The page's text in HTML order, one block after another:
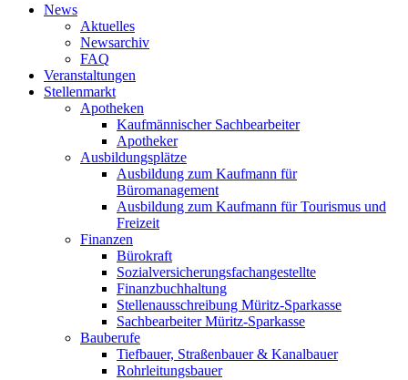
News
Aktuelles
Newsarchiv
FAQ
Veranstaltungen
Stellenmarkt
Apotheken
Kaufmännischer Sachbearbeiter
Apotheker
Ausbildungsplätze
Ausbildung zum Kaufmann für
Büromanagement
Ausbildung zum Kaufmann für Tourismus und
Freizeit
Finanzen
Bürokraft
Sozialversicherungsfachangestellte
Finanzbuchhaltung
Stellenausschreibung Müritz-Sparkasse
Sachbearbeiter Müritz-Sparkasse
Bauberufe
Tiefbauer, Straßenbauer & Kanalbauer
Rohrleitungsbauer